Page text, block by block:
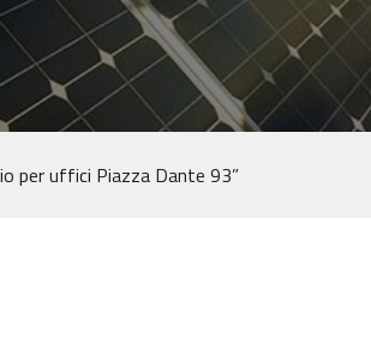
per uffici Piazza Dante 93”